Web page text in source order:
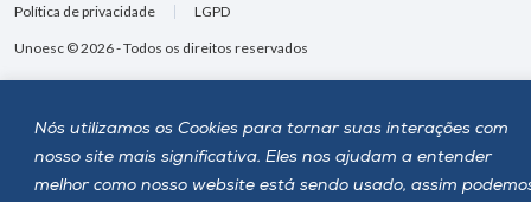
Nós utilizamos os Cookies para tornar suas interações com
nosso site mais significativa. Eles nos ajudam a entender
melhor como nosso website está sendo usado, assim
Unoesc © 2026 - Todos os direitos reservados
Política de privacidade LGPD